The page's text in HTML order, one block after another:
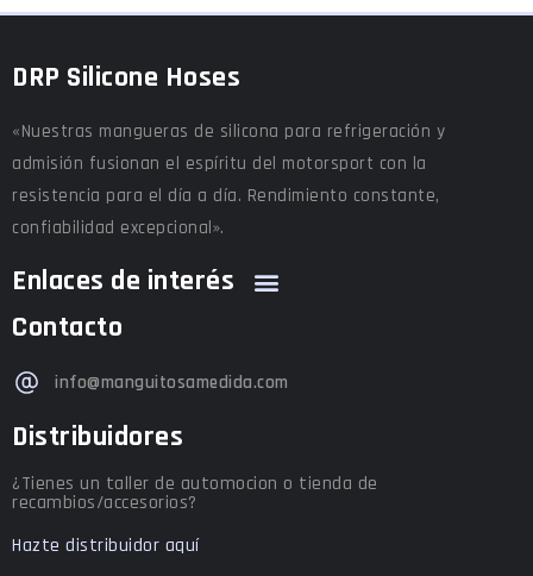
DRP Silicone Hoses
«Nuestras mangueras de silicona para refrigeración y
admisión fusionan el espíritu del motorsport con la
resistencia para el día a día. Rendimiento constante,
confiabilidad excepcional».
Enlaces de interés
Contacto
info@manguitosamedida.com
Distribuidores
¿Tienes un taller de automocion o tienda de
recambios/accesorios?
Hazte distribuidor aquí